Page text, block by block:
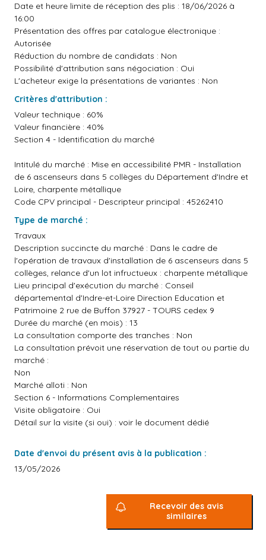
Date et heure limite de réception des plis : 18/06/2026 à
16:00
Présentation des offres par catalogue électronique :
Autorisée
Réduction du nombre de candidats : Non
Possibilité d'attribution sans négociation : Oui
L'acheteur exige la présentations de variantes : Non
Critères d'attribution :
Valeur technique : 60%
Valeur financière : 40%
Section 4 - Identification du marché
Intitulé du marché : Mise en accessibilité PMR - Installation
de 6 ascenseurs dans 5 collèges du Département d'Indre et
Loire, charpente métallique
Code CPV principal - Descripteur principal : 45262410
Type de marché :
Travaux
Description succincte du marché : Dans le cadre de
l'opération de travaux d'installation de 6 ascenseurs dans 5
collèges, relance d'un lot infructueux : charpente métallique
Lieu principal d'exécution du marché : Conseil
départemental d'Indre-et-Loire Direction Education et
Patrimoine 2 rue de Buffon 37927 - TOURS cedex 9
Durée du marché (en mois) : 13
La consultation comporte des tranches : Non
La consultation prévoit une réservation de tout ou partie du
marché :
Non
Marché alloti : Non
Section 6 - Informations Complementaires
Visite obligatoire : Oui
Détail sur la visite (si oui) : voir le document dédié
Date d'envoi du présent avis à la publication :
13/05/2026
Recevoir des avis
similaires